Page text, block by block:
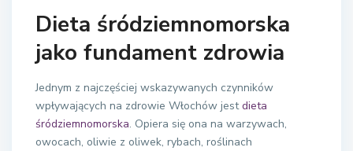
Dieta śródziemnomorska
jako fundament zdrowia
Jednym z najczęściej wskazywanych czynników
wpływających na zdrowie Włochów jestdieta
śródziemnomorska. Opiera się ona na warzywach,
owocach, oliwie z oliwek, rybach, roślinach